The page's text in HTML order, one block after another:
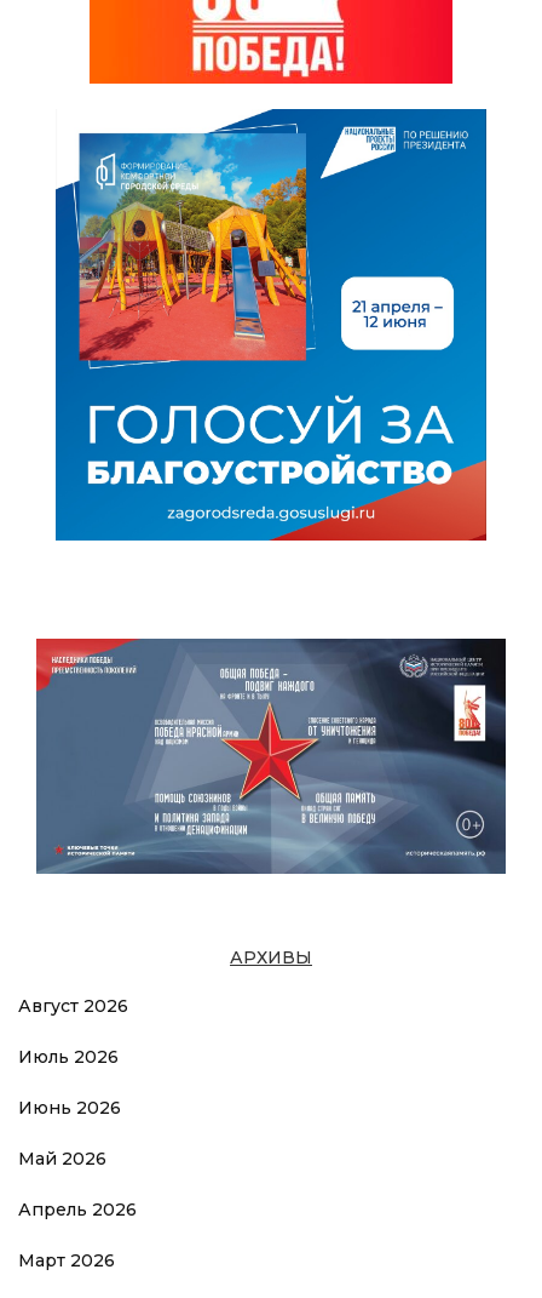
АРХИВЫ
Август 2026
Июль 2026
Июнь 2026
Май 2026
Апрель 2026
Март 2026